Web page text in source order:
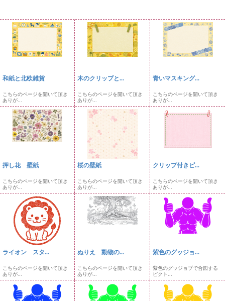
和紙と北欧雑貨
こちらのページを開いて頂き
ありが...
木のクリップと...
こちらのページを開いて頂き
ありが...
青いマスキング...
こちらのページを開いて頂き
ありが...
押し花 壁紙
こちらのページを開いて頂き
ありが...
桜の壁紙
こちらのページを開いて頂き
ありが...
クリップ付きピ...
こちらのページを開いて頂き
ありが...
ライオン スタ...
こちらのページを開いて頂き
ありが...
ぬりえ 動物の...
こちらのページを開いて頂き
ありが...
紫色のグッジョ...
紫色のグッジョブで合図する
ピクト...